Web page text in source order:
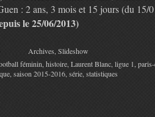
: 2 ans, 3 mois et 15 jours (du 15/
le 25/06/2013)
Archives Slideshow
féminin histoire Laurent Blanc ligue 1
saison 2015-2016 série, statistiques